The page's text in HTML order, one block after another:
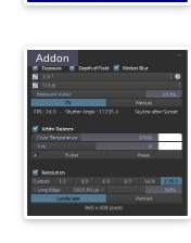
Addon